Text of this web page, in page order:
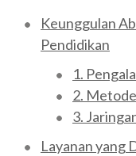
Keunggulan
Pendidikan
1.
2.
3.
Layanan yang